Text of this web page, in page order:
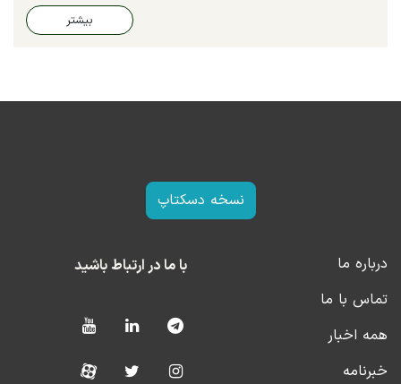
بیشتر
نسخه دسکتاپ
درباره ما
تماس با ما
همه اخبار
خبرنامه
با ما در ارتباط باشید